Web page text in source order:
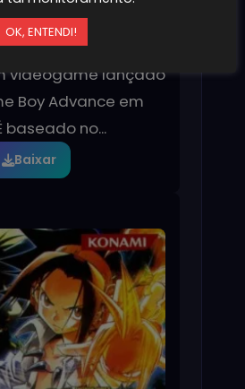
[Europa]
videogame lançado
Boy Advance em
baseado no...
Baixar
OK, ENTENDI!